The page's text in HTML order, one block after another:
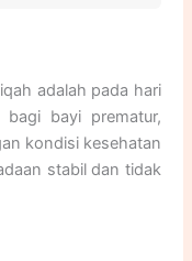
adalah pada hari
bagi bayi prematur,
kondisi kesehatan
stabil dan tidak